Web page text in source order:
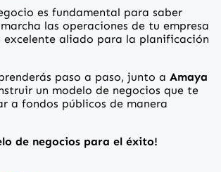
es fundamental para saber
las operaciones de tu empresa
excelente aliado para la planificación
paso a paso, junto a Amaya
un modelo de negocios que te
a fondos públicos de manera
de negocios para el éxito!